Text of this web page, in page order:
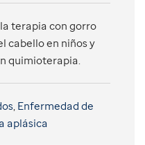
terapia con gorro
cabello en niños y
quimioterapia.
, Enfermedad de
aplásica